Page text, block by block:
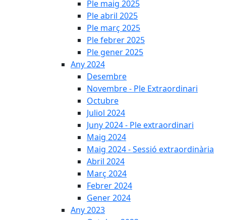
Ple maig 2025
Ple abril 2025
Ple març 2025
Ple febrer 2025
Ple gener 2025
Any 2024
Desembre
Novembre - Ple Extraordinari
Octubre
Juliol 2024
Juny 2024 - Ple extraordinari
Maig 2024
Maig 2024 - Sessió extraordinària
Abril 2024
Març 2024
Febrer 2024
Gener 2024
Any 2023